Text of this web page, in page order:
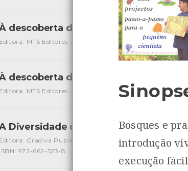
descoberta da Natureza - Bosques e
Editora: MTS Editores
Autor: Sally Hewitt Local: Centro
descoberta da Natureza - Ciclos da
Editora: MTS Editores
Autor: Sally Hewitt Local: Centro
Diversidade da Vida
[Livros]
Editora: Gradiva Publicações Lda
Autor: Edward O.
ISBN: 972-662-523-8
Bosques e
introdução
execução